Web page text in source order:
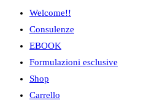
sito
web
Welcome!!
Consulenze
EBOOK
Formulazioni esclusive
Shop
Carrello